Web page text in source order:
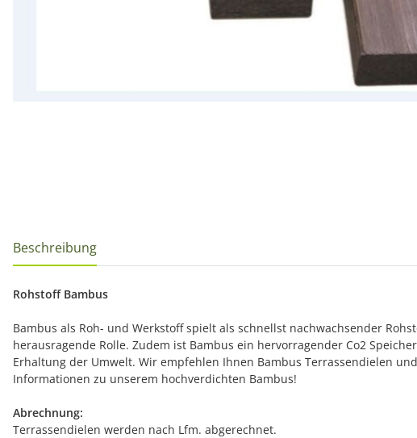
Beschreibung
Rohstoff Bambus
Bambus als Roh- und Werkstoff spielt als schnellst nachwachsender
herausragende Rolle. Zudem ist Bambus ein hervorragender Co2
Erhaltung der Umwelt. Wir empfehlen Ihnen Bambus Terrassendielen
Informationen zu unserem hochverdichten Bambus!
Abrechnung:
Terrassendielen werden nach Lfm. abgerechnet.